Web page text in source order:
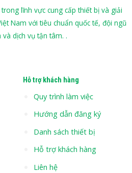
trong lĩnh vực cung cấp thiết bị và giải
Nam với tiêu chuẩn quốc tế, đội ngũ
dịch vụ tận tâm. .
Hỗ trợ khách hàng
Quy trình làm việc
Hướng dẫn đăng ký
Danh sách thiết bị
Hỗ trợ khách hàng
Liên hệ